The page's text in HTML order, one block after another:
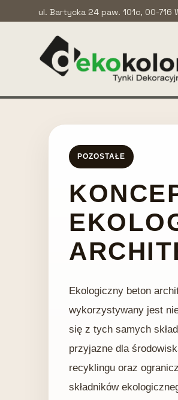
ul. Bartycka 24 paw. 101c, 00-716
POZOSTAŁE
Ekologiczny beton
wykorzystywany jest
się z tych samych
przyjazne dla
recyklingu oraz
składników